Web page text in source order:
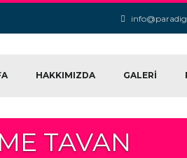
HAKKIMIZDA GALERİ
TAVAN